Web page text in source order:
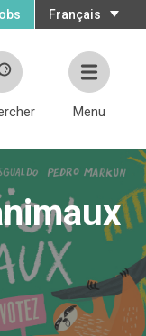
Français
Menu